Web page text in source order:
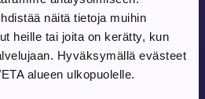
näitä tietoja muihin
heille tai joita on kerätty, kun
Hyväksymällä evästeet
alueen ulkopuolelle.
Seura
57